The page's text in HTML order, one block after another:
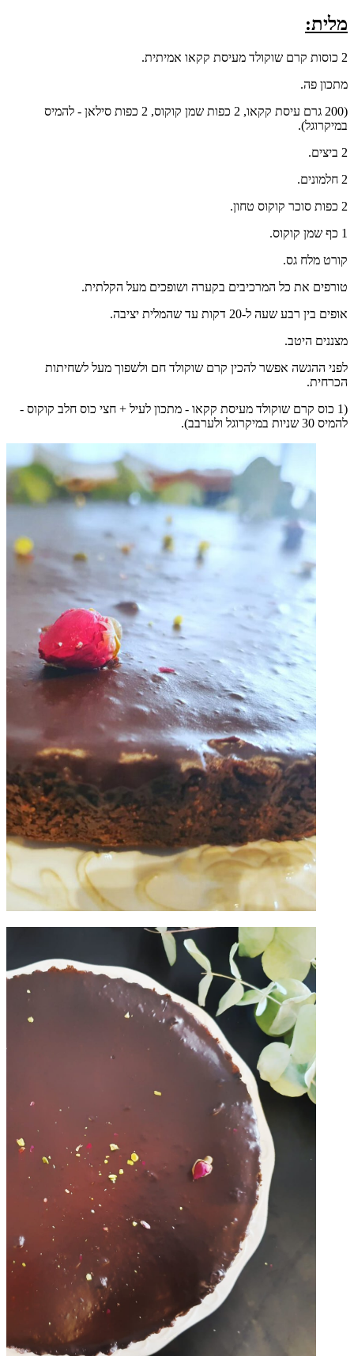
מלית:
2 כוסות קרם שוקולד מעיסת קקאו אמיתית.
מתכון פה.
(200 גרם עיסת קקאו, 2 כפות שמן קוקוס, 2 כפות סילאן - להמיס
במיקרוגל).
2 ביצים.
2 חלמונים.
2 כפות סוכר קוקוס טחון.
1 כף שמן קוקוס.
קורט מלח גס.
טורפים את כל המרכיבים בקערה ושופכים מעל הקלתית.
אופים בין רבע שעה ל-20 דקות עד שהמלית יציבה.
מצננים היטב.
לפני ההגשה אפשר להכין קרם שוקולד חם ולשפוך מעל לשחיתות
הכרחית.
(1 כוס קרם שוקולד מעיסת קקאו - מתכון לעיל + חצי כוס חלב קוקוס -
להמיס 30 שניות במיקרוגל ולערבב).